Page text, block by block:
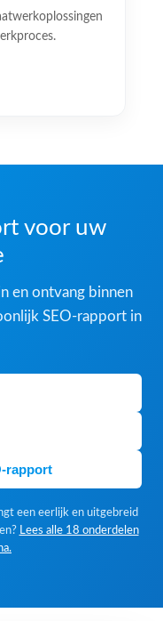
voor uw
en ontvang binnen
SEO-rapport in
rapport
een eerlijk en uitgebreid
Lees alle 18 onderdelen